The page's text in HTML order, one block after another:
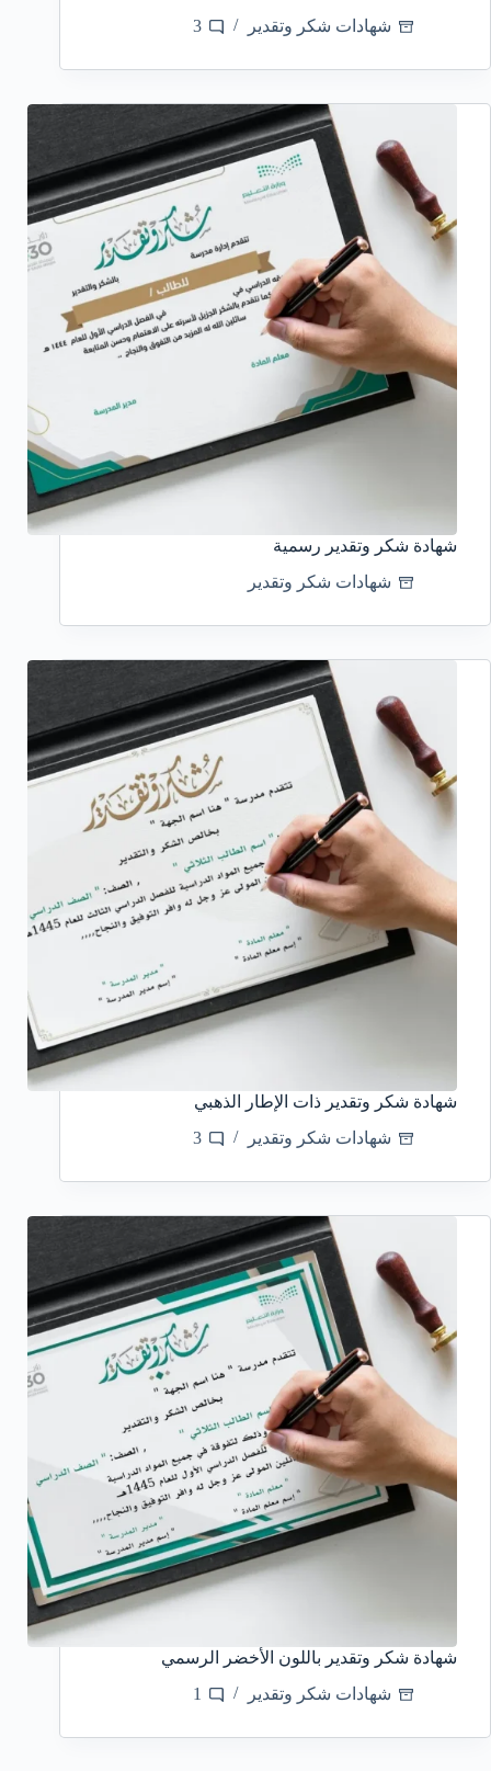
شهادات شكر وتقدير
3
شهادة شكر وتقدير رسمية
شهادات شكر وتقدير
شهادة شكر وتقدير ذات الإطار الذهبي
شهادات شكر وتقدير
3
شهادة شكر وتقدير باللون الأخضر الرسمي
شهادات شكر وتقدير
1